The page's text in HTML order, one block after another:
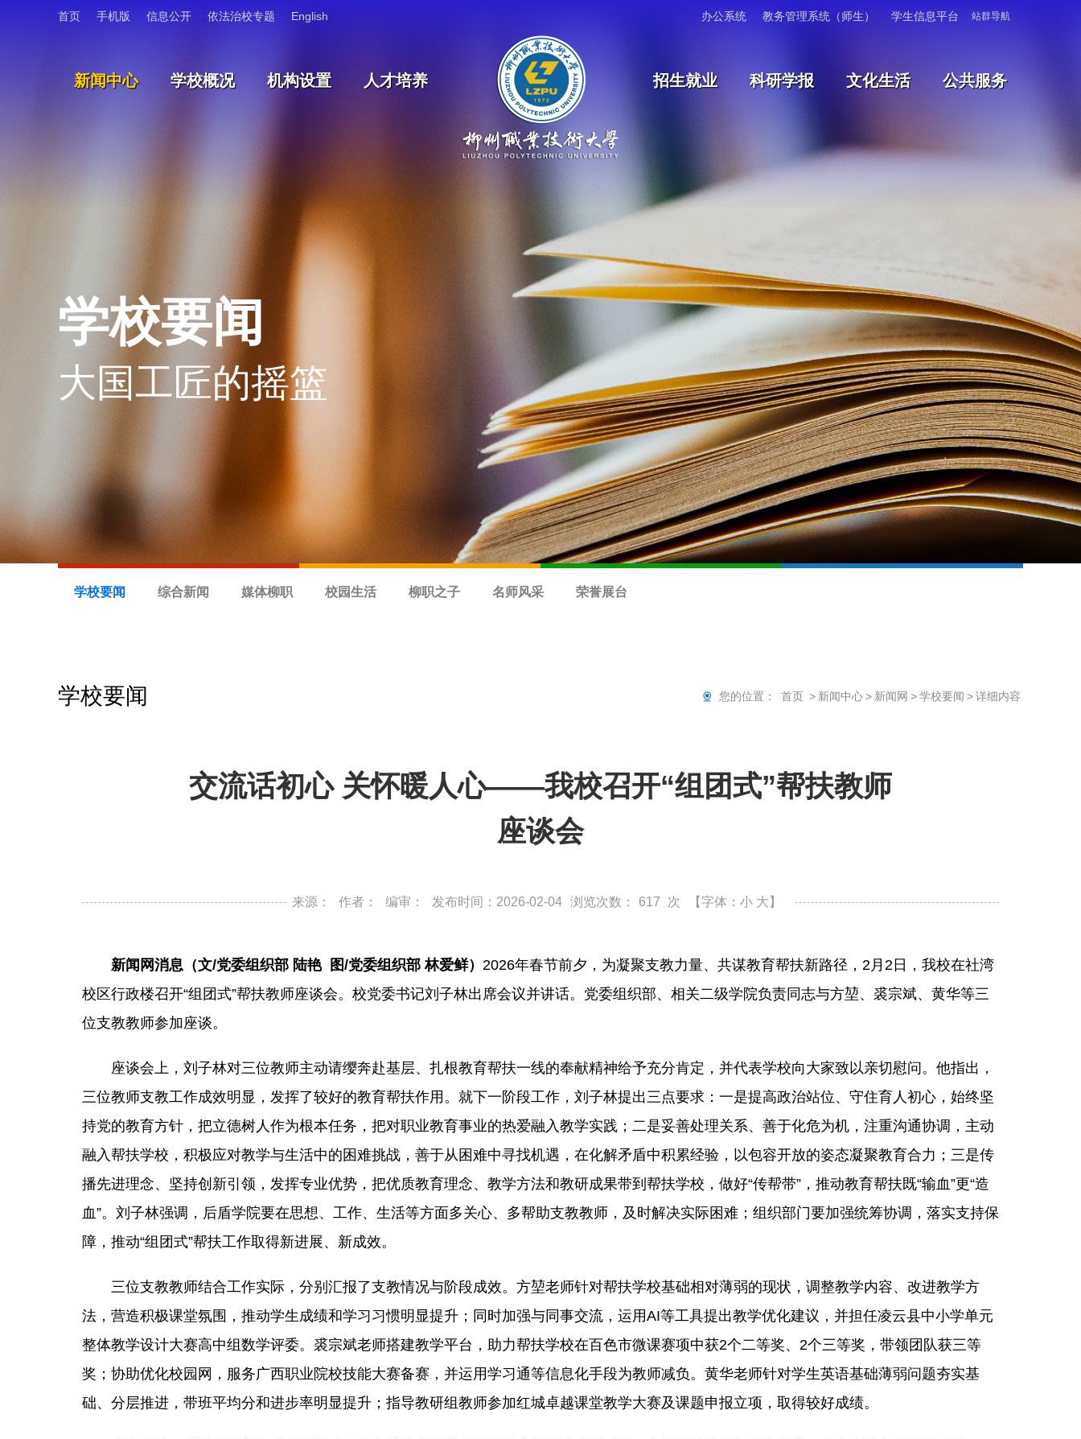
首页 手机版 信息公开 依法治校专题 English 办公系统 教务管理系统（师生） 学生信息平台 站群导航
新闻中心 学校概况 机构设置 人才培养 招生就业 科研学报 文化生活 公共服务
学校要闻
大国工匠的摇篮
学校要闻 综合新闻 媒体柳职 校园生活 柳职之子 名师风采 荣誉展台
学校要闻 您的位置： 首页 > 新闻中心> 新闻网 >学校要闻 >详细内容
交流话初心 关怀暖人心——我校召开“组团式”帮扶教师
座谈会
来源： 作者： 编审： 发布时间：2026-02-04 浏览次数： 617 次 【字体： 小 大 】
新闻网消息（文/党委组织部 陆艳 图/党委组织部 林爱鲜） 2026年春节前夕，为凝聚支教力量、共谋教育帮扶新路径，2月2日，我校在社湾
校区行政楼召开“组团式”帮扶教师座谈会。校党委书记刘子林出席会议并讲话。党委组织部、相关二级学院负责同志与方堃、裘宗斌、黄华等三
位支教教师参加座谈。
座谈会上，刘子林对三位教师主动请缨奔赴基层、扎根教育帮扶一线的奉献精神给予充分肯定，并代表学校向大家致以亲切慰问。他指出，
三位教师支教工作成效明显，发挥了较好的教育帮扶作用。就下一阶段工作，刘子林提出三点要求：一是提高政治站位、守住育人初心，始终坚
持党的教育方针，把立德树人作为根本任务，把对职业教育事业的热爱融入教学实践；二是妥善处理关系、善于化危为机，注重沟通协调，主动
融入帮扶学校，积极应对教学与生活中的困难挑战，善于从困难中寻找机遇，在化解矛盾中积累经验，以包容开放的姿态凝聚教育合力；三是传
播先进理念、坚持创新引领，发挥专业优势，把优质教育理念、教学方法和教研成果带到帮扶学校，做好“传帮带”，推动教育帮扶既“输血”更“造
血”。刘子林强调，后盾学院要在思想、工作、生活等方面多关心、多帮助支教教师，及时解决实际困难；组织部门要加强统筹协调，落实支持保
障，推动“组团式”帮扶工作取得新进展、新成效。
三位支教教师结合工作实际，分别汇报了支教情况与阶段成效。方堃老师针对帮扶学校基础相对薄弱的现状，调整教学内容、改进教学方
法，营造积极课堂氛围，推动学生成绩和学习习惯明显提升；同时加强与同事交流，运用AI等工具提出教学优化建议，并担任凌云县中小学单元
整体教学设计大赛高中组数学评委。裘宗斌老师搭建教学平台，助力帮扶学校在百色市微课赛项中获2个二等奖、2个三等奖，带领团队获三等
奖；协助优化校园网，服务广西职业院校技能大赛备赛，并运用学习通等信息化手段为教师减负。黄华老师针对学生英语基础薄弱问题夯实基
础、分层推进，带班平均分和进步率明显提升；指导教研组教师参加红城卓越课堂教学大赛及课题申报立项，取得较好成绩。